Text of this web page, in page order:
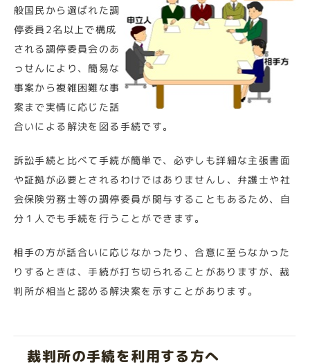
般国民から選ばれた調
停委員2名以上で構成
される調停委員会のあ
っせんにより、簡易な
事案から複雑困難な事
案まで実情に応じた話
合いによる解決を図る手続です。
訴訟手続と比べて手続が簡単で、必ずしも詳細な主張書面
や証拠が必要とされるわけではありませんし、弁護士や社
会保険労務士等の調停委員が関与することもあるため、自
分１人でも手続を行うことができます。
相手の方が話合いに応じなかったり、合意に至らなかった
りするときは、手続が打ち切られることがありますが、裁
判所が相当と認める解決案を示すことがあります。
裁判所の手続を利用する方へ